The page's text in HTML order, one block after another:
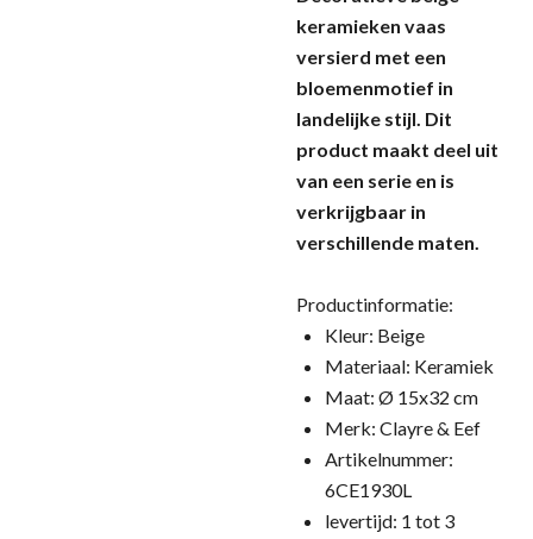
keramieken vaas
versierd met een
bloemenmotief in
landelijke stijl. Dit
product maakt deel uit
van een serie en is
verkrijgbaar in
verschillende maten.
Productinformatie:
Kleur: Beige
Materiaal: Keramiek
Maat: Ø 15x32 cm
Merk: Clayre & Eef
Artikelnummer:
6CE1930L
levertijd: 1 tot 3